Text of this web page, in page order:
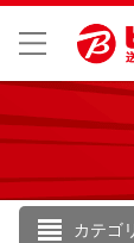
カテゴ